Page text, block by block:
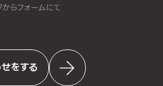
らフォームにて
をする